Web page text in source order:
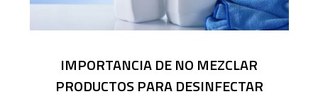
IMPORTANCIA DE NO MEZCLAR
PRODUCTOS PARA DESINFECTAR